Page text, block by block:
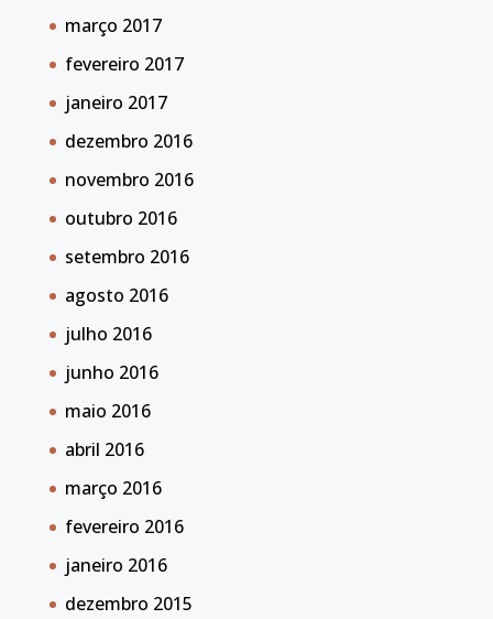
março 2017
fevereiro 2017
janeiro 2017
dezembro 2016
novembro 2016
outubro 2016
setembro 2016
agosto 2016
julho 2016
junho 2016
maio 2016
abril 2016
março 2016
fevereiro 2016
janeiro 2016
dezembro 2015